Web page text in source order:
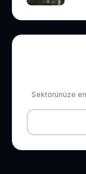
Sektörünüze